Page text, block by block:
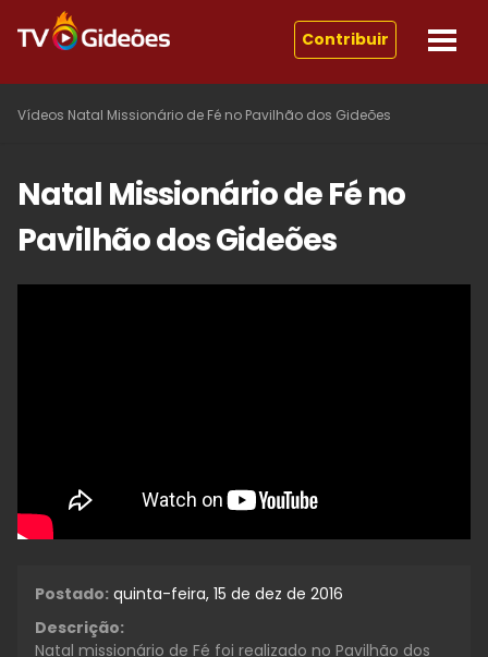
Contribuir
Vídeos Natal Missionário de Fé no Pavilhão dos Gideões
Natal Missionário de Fé no
Pavilhão dos Gideões
Postado: quinta-feira, 15 de dez de 2016
Descrição:
Natal missionário de Fé foi realizado no Pavilhão dos